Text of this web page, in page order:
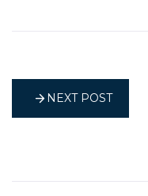
NEXT POST